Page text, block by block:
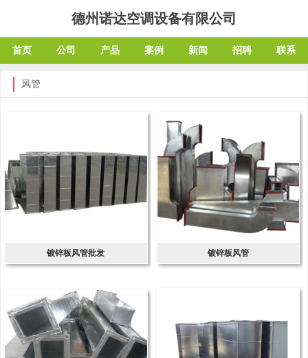
德州诺达空调设备有限公司
首页 公司 产品 案例 新闻 招聘 联系
风管
镀锌板风管批发 镀锌板风管